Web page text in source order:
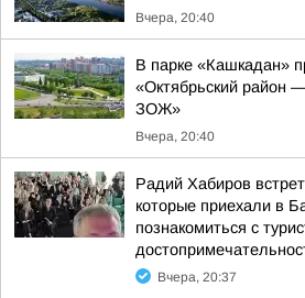
Вчера, 20:40
В парке «Кашкадан»
«Октябрьский район
ЗОЖ»
Вчера, 20:40
Радий Хабиров
которые приехали в
познакомиться с
Вчера, 20:37